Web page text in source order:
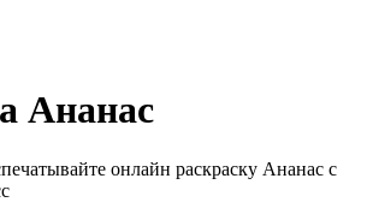
Ананас
онлайн раскраску Ананас с